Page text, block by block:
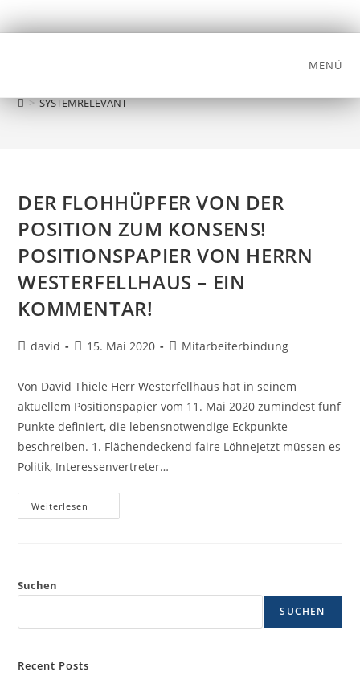
MENÜ
> SYSTEMRELEVANT
DER FLOHHÜPFER VON DER
POSITION ZUM KONSENS!
POSITIONSPAPIER VON HERRN
WESTERFELLHAUS – EIN
KOMMENTAR!
david 15. Mai 2020 Mitarbeiterbindung
Von David Thiele Herr Westerfellhaus hat in seinem
aktuellem Positionspapier vom 11. Mai 2020 zumindest fünf
Punkte definiert, die lebensnotwendige Eckpunkte
beschreiben. 1. Flächendeckend faire LöhneJetzt müssen es
Politik, Interessenvertreter…
Weiterlesen
Suchen
SUCHEN
Recent Posts